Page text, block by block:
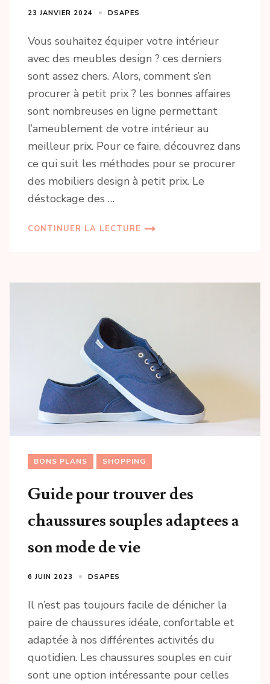
23 JANVIER 2024 DSAPES
Vous souhaitez équiper votre intérieur
avec des meubles design ? ces derniers
sont assez chers. Alors, comment s’en
procurer à petit prix ? les bonnes affaires
sont nombreuses en ligne permettant
l’ameublement de votre intérieur au
meilleur prix. Pour ce faire, découvrez dans
ce qui suit les méthodes pour se procurer
des mobiliers design à petit prix. Le
déstockage des …
CONTINUER LA LECTURE
BONS PLANS SHOPPING
Guide pour trouver des
chaussures souples adaptees a
son mode de vie
6 JUIN 2023 DSAPES
Il n’est pas toujours facile de dénicher la
paire de chaussures idéale, confortable et
adaptée à nos différentes activités du
quotidien. Les chaussures souples en cuir
sont une option intéressante pour celles